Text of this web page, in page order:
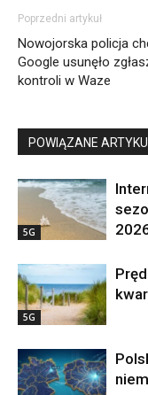
Poprzedni artykuł
Nowojorska policja
Google usunęło
kontroli w Waze
POWIĄZANE
5G
5G